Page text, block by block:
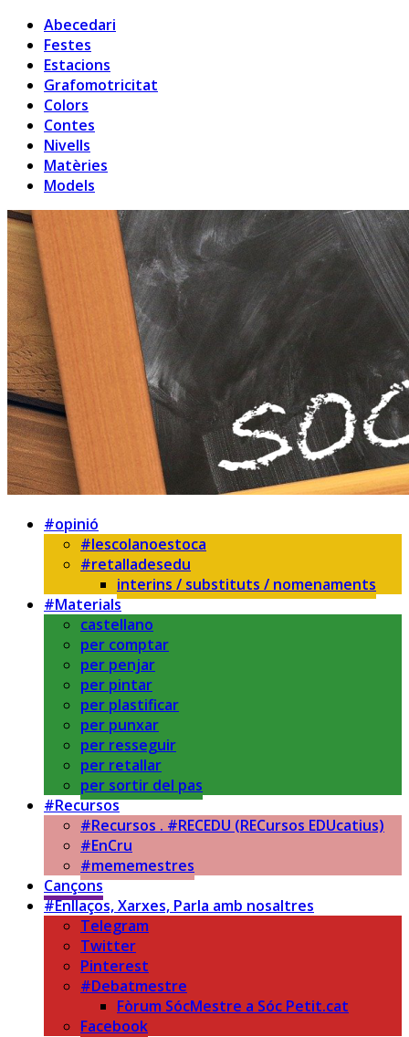
Abecedari
Festes
Estacions
Grafomotricitat
Colors
Contes
Nivells
Matèries
Models
#opinió
#lescolanoestoca
#retalladesedu
interins / substituts / nomenaments
#Materials
castellano
per comptar
per penjar
per pintar
per plastificar
per punxar
per resseguir
per retallar
per sortir del pas
#Recursos
#Recursos . #RECEDU (RECursos EDUcatius)
#EnCru
#mememestres
Cançons
#Enllaços, Xarxes, Parla amb nosaltres
Telegram
Twitter
Pinterest
#Debatmestre
Fòrum SócMestre a Sóc Petit.cat
Facebook